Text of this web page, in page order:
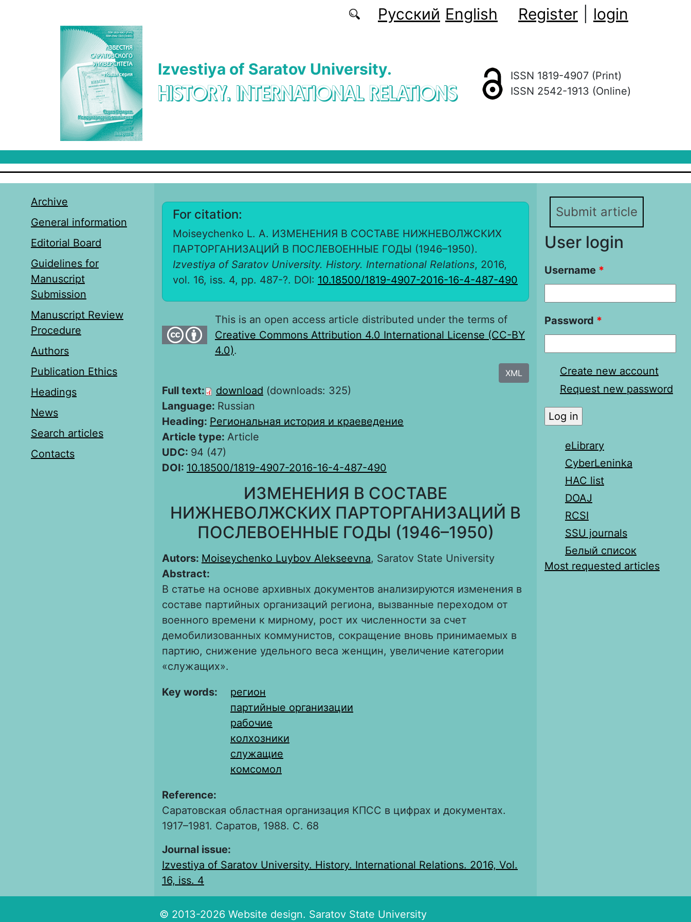
Русский English Register login
Izvestiya of Saratov University.
HISTORY. INTERNATIONAL RELATIONS
ISSN 1819-4907 (Print)
ISSN 2542-1913 (Online)
Archive
General information
Editorial Board
Guidelines for
Manuscript
Submission
Manuscript Review
Procedure
Authors
Publication Ethics
Headings
News
Search articles
Contacts
For citation:
Moiseychenko L. A. ИЗМЕНЕНИЯ В СОСТАВЕ НИЖНЕВОЛЖСКИХ
ПАРТОРГАНИЗАЦИЙ В ПОСЛЕВОЕННЫЕ ГОДЫ (1946–1950).
Izvestiya of Saratov University. History. International Relations, 2016,
vol. 16, iss. 4, pp. 487-?. DOI: 10.18500/1819-4907-2016-16-4-487-490
This is an open access article distributed under the terms of
Creative Commons Attribution 4.0 International License (CC-BY
4.0).
XML
Full text: download (downloads: 325)
Language: Russian
Heading: Региональная история и краеведение
Article type: Article
UDC: 94 (47)
DOI: 10.18500/1819-4907-2016-16-4-487-490
ИЗМЕНЕНИЯ В СОСТАВЕ
НИЖНЕВОЛЖСКИХ ПАРТОРГАНИЗАЦИЙ В
ПОСЛЕВОЕННЫЕ ГОДЫ (1946–1950)
Autors: Moiseychenko Luybov Alekseevna, Saratov State University
Abstract:
В статье на основе архивных документов анализируются изменения в
составе партийных организаций региона, вызванные переходом от
военного времени к мирному, рост их численности за счет
демобилизованных коммунистов, сокращение вновь принимаемых в
партию, снижение удельного веса женщин, увеличение категории
«служащих».
Key words:
регион
партийные организации
рабочие
колхозники
служащие
комсомол
Reference:
Саратовская областная организация КПСС в цифрах и документах.
1917–1981. Саратов, 1988. С. 68
Journal issue:
Izvestiya of Saratov University. History. International Relations. 2016, Vol.
16, iss. 4
Submit article
User login
Username *
Password *
Create new account
Request new password
eLibrary
CyberLeninka
HAC list
DOAJ
RCSI
SSU journals
Белый список
Most requested articles
© 2013-2026 Website design. Saratov State University